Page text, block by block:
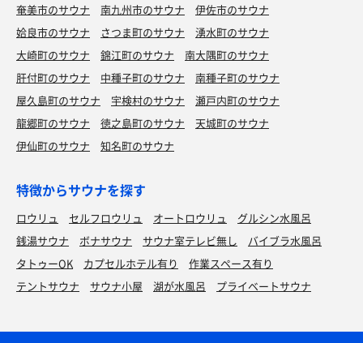
奄美市のサウナ
南九州市のサウナ
伊佐市のサウナ
姶良市のサウナ
さつま町のサウナ
湧水町のサウナ
大崎町のサウナ
錦江町のサウナ
南大隅町のサウナ
肝付町のサウナ
中種子町のサウナ
南種子町のサウナ
屋久島町のサウナ
宇検村のサウナ
瀬戸内町のサウナ
龍郷町のサウナ
徳之島町のサウナ
天城町のサウナ
伊仙町のサウナ
知名町のサウナ
特徴からサウナを探す
ロウリュ セルフロウリュ オートロウリュ
グルシン水風呂
銭湯サウナ
ボナサウナ サウナ室テレビ無し
バイブラ水風呂
タトゥーOK
カプセルホテル有り
作業スペース有り
テントサウナ
サウナ小屋 湖が水風呂 プライベートサウナ